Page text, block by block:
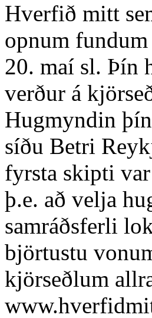
Hverfið mitt
opnum
20. maí sl. Þín
verður á
Hugmyndin
síðu Betri
fyrsta skipti
þ.e. að velja
samráðsferli
björtustu
kjörseðlum